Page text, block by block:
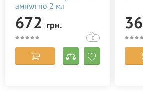
ампул по 2 мл
672 грн.
0
36